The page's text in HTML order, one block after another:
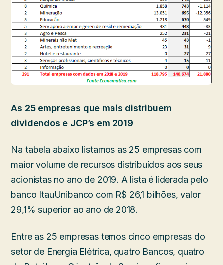
As 25 empresas que mais distribuem
dividendos e JCP’s em 2019
Na tabela abaixo listamos as 25 empresas com
maior volume de recursos distribuídos aos seus
acionistas no ano de 2019. A lista é liderada pelo
banco ItauUnibanco com R$ 26,1 bilhões, valor
29,1% superior ao ano de 2018.
Entre as 25 empresas temos cinco empresas do
setor de Energia Elétrica, quatro Bancos, quatro